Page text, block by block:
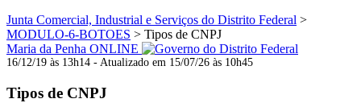
Junta Comercial, Industrial e Serviços do Distrito Federal >
MODULO-6-BOTOES > Tipos de CNPJ
Maria da Penha ONLINE
16/12/19 às 13h14 - Atualizado em 15/07/26 às 10h45
Tipos de CNPJ